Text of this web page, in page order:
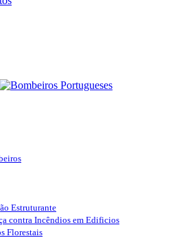
Estruturante
contra Incêndios em Edificios
Florestais